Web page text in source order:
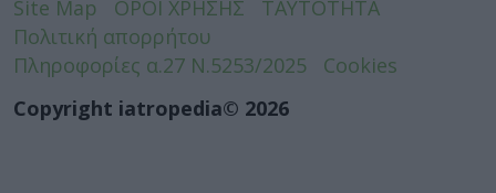
Site Map ΟΡΟΙ ΧΡΗΣΗΣ
ΤΑΥΤΟΤΗΤΑ
Πολιτική απορρήτου
Πληροφορίες α.27 Ν.5253/2025
Cookies
Copyright iatropedia© 2026